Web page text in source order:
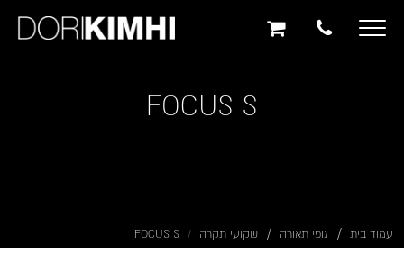
נגישות
ראשי
ראשיToggle
FOCUS S
עמוד בית גופי תאורה שקועי תקרה FOCUS S